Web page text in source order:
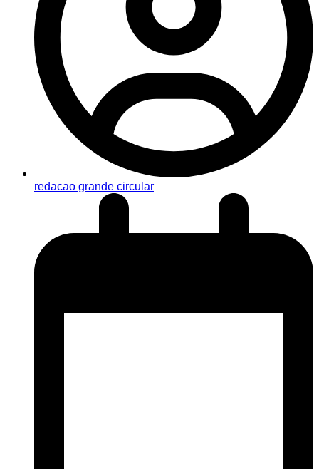
redacao grande circular